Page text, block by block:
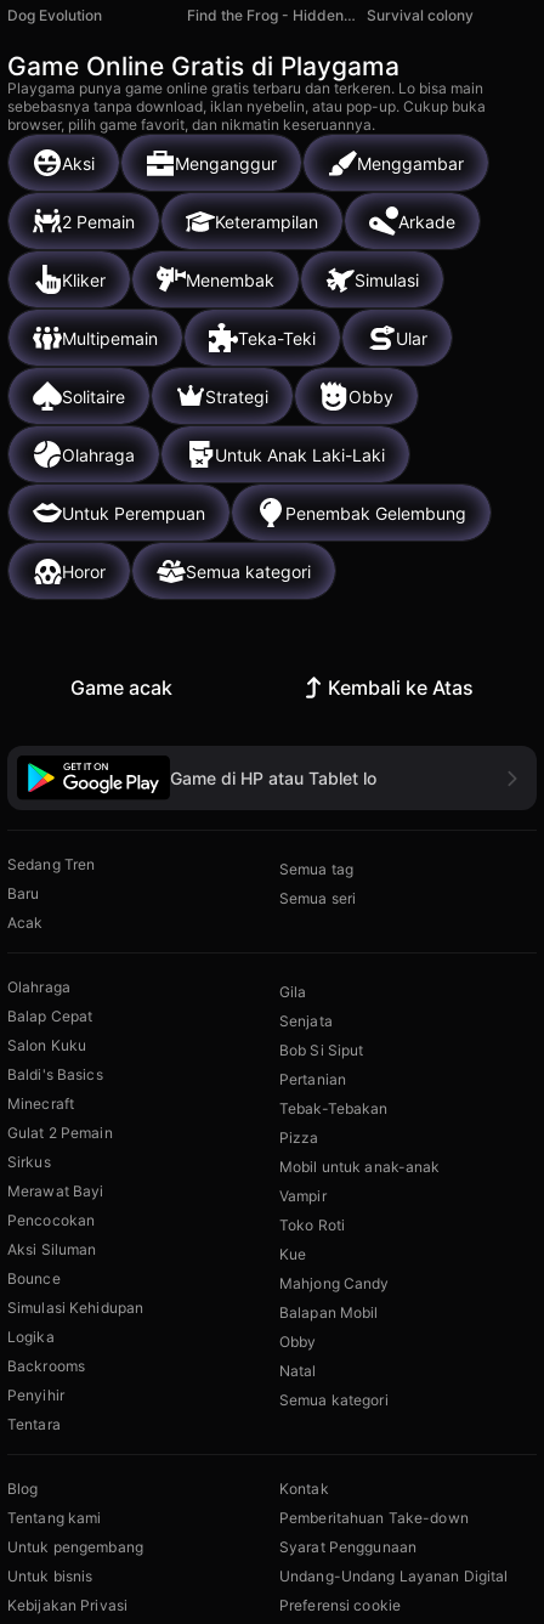
Dog Evolution
Find the Frog - Hidden Objects Survival colony
Game Online Gratis di Playgama
Playgama punya game online gratis terbaru dan terkeren. Lo bisa main
sebebasnya tanpa download, iklan nyebelin, atau pop-up. Cukup buka
browser, pilih game favorit, dan nikmatin keseruannya.
Aksi Menganggur Menggambar
2 Pemain Keterampilan Arkade
Kliker Menembak Simulasi
Multipemain Teka-Teki Ular
Solitaire Strategi Obby
Olahraga Untuk Anak Laki-Laki
Untuk Perempuan Penembak Gelembung
Horor Semua kategori
Game acak Kembali ke Atas
Game di HP atau Tablet lo
Sedang Tren
Baru
Acak
Semua tag
Semua seri
Olahraga
Balap Cepat
Salon Kuku
Baldi's Basics
Minecraft
Gulat 2 Pemain
Sirkus
Merawat Bayi
Pencocokan
Aksi Siluman
Bounce
Simulasi Kehidupan
Logika
Backrooms
Penyihir
Tentara
Gila
Senjata
Bob Si Siput
Pertanian
Tebak-Tebakan
Pizza
Mobil untuk anak-anak
Vampir
Toko Roti
Kue
Mahjong Candy
Balapan Mobil
Obby
Natal
Semua kategori
Blog
Tentang kami
Untuk pengembang
Untuk bisnis
Kebijakan Privasi
Kontak
Pemberitahuan Take-down
Syarat Penggunaan
Undang-Undang Layanan Digital
Preferensi cookie